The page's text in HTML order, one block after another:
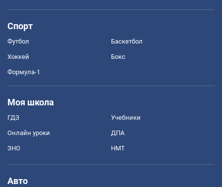
Спорт
Футбол Баскетбол
Хоккей Бокс
Формула-1
Моя школа
ГДЗ Учебники
Онлайн уроки ДПА
ЗНО НМТ
Авто